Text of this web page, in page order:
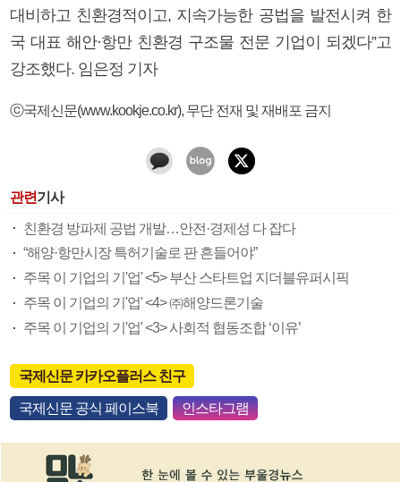
대비하고 친환경적이고, 지속가능한 공법을 발전시켜 한
국 대표 해안·항만 친환경 구조물 전문 기업이 되겠다”고
강조했다. 임은정 기자
ⓒ국제신문(www.kookje.co.kr), 무단 전재 및 재배포 금지
관련기사
친환경 방파제 공법 개발…안전·경제성 다 잡다
“해양·항만시장 특허기술로 판 흔들어야”
주목 이 기업의 기'업' <5> 부산 스타트업 지더블유퍼시픽
주목 이 기업의 기'업' <4> ㈜해양드론기술
주목 이 기업의 기'업' <3> 사회적 협동조합 ‘이유’
국제신문 카카오플러스 친구
국제신문 공식 페이스북 인스타그램